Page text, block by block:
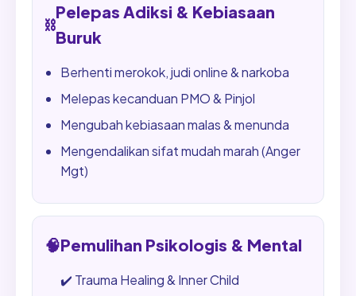
⛓️
Pelepas Adiksi & Kebiasaan
Buruk
Berhenti merokok, judi online & narkoba
Melepas kecanduan PMO & Pinjol
Mengubah kebiasaan malas & menunda
Mengendalikan sifat mudah marah (Anger
Mgt)
🧠Pemulihan Psikologis & Mental
✔️ Trauma Healing & Inner Child